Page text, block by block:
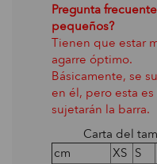
Pregunta
pequeños?
Tienen que estar
agarre óptimo.
Básicamente, se
en él, pero esta
sujetarán la barra.
Carta del
cm
XS S